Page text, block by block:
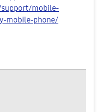
mobile-
mobile-phone/